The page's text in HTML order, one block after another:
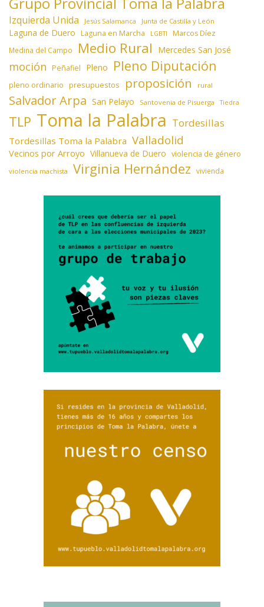
Izquierda Unida Jesús Salamanca Junta de Castilla y León
Laguna de Duero Laguna en Marcha LGBTI Marcos Díez
Medina del Campo Medio Rural Mercedes San José
moción Peñafiel Pleno Pleno Diputación
pleno ordinario presupuestos proposición rural
Salvador Arpa San Pelayo Santovenia de Pisuerga Tiedra
TLP Toma la Palabra Tordesillas
Tordesillas Toma la Palabra Valladolid
Vecinos por Arroyo Villanueva de Duero violencia de género
violencia machista Virginia Hernández vivienda